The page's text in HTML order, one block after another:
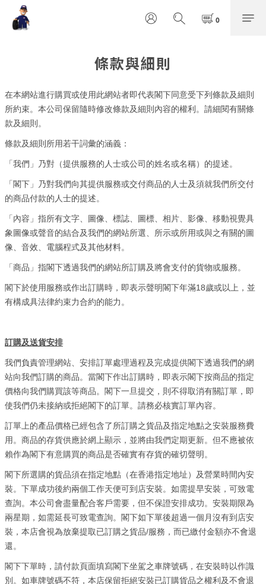
條款與細則
在本網站進行購買或使用此網站者即代表閣下同意受下列條款及細則
所約束。本公司保留隨時修改條款及細則內容的權利。請細閱有關條
款及細則。
條款及細則所用若干詞彙的涵義：
「我們」乃對（提供服務的人士或公司的姓名或名稱）的提述。
「閣下」乃對我們向其提供服務或交付商品的人士及須就我們所交付
的商品付款的人士的提述。
「內容」指所有文字、圖像、標誌、圖標、相片、影像、移動視覺具
象圖像或聲音的結合及我們的網站所選、所示或所用或與之有關的圖
像、音效、電腦程式及其他材料。
「商品」指閣下透過我們的網站所訂購及將會支付的貨物或服務。
閣下於使用服務或作出訂購時，即表示聲明閣下年滿18歲或以上，並
有構成具法律約束力合約的能力。
訂購及送貨安排
我們負責管理網站、安排訂單處理過程及完成提供閣下透過我們的網
站向我們訂購的商品。當閣下作出訂購時，即表示閣下按商品的指定
價格向我們購買該等商品。閣下一旦提交，則不得取消有關訂單，即
使我們仍未接納或拒絕閣下的訂單。 請務必核實訂單內容。
訂單上的產品價格已經包含了所訂購之貨品及指定地點之安裝服務費
用 。商品的存貨供應於網上顯示，並將由我們定期更新。但不應被依
賴作為閣下有意購買的商品是否確實有存貨的確切聲明。
閣下所選購的貨品須在指定地點（在香港指定地址）及營業時間內安
裝。下單成功後約兩個工作天便可到店安裝。如需提早安裝，可致電
查詢。本公司會盡量配合客戶需要，但不保證安排成功。安裝期限為
兩星期，如需延長可致電查詢。閣下如下單後超過一個月沒有到店安
裝，本店會視為放棄提取已訂購之貨品/服務，而已繳付金額亦不會退
還。
閣下下單時，請付款頁面填寫閣下坐駕之車牌號碼，在安裝時以作識
別。如車牌號碼不符，本店保留拒絕安裝已訂購貨品之權利及不會退